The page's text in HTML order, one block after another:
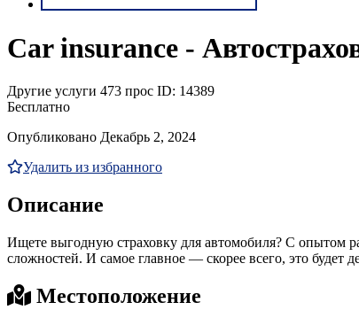
Car insurance -
Другие услуги 473 прос ID: 14389
Бесплатно
Опубликовано Декабрь 2, 2024
Удалить из избранного
Описание
Ищете выгодную страховку для автомобиля? С опытом
сложностей. И самое главное — скорее всего, это будет
Местоположение